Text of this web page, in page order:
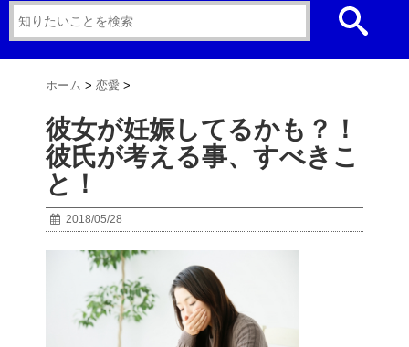
ホーム > 恋愛 >
彼女が妊娠してるかも？！
彼氏が考える事、すべきこ
と！
2018/05/28